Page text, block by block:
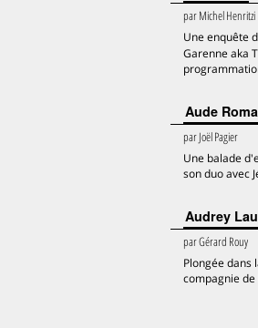
parMichel Henritzi
Une enquête
Garenne aka
Aude
parJoël Pagier
Une balade
son duo avec
Audrey
parGérard Rouy
Plongée dans
compagnie